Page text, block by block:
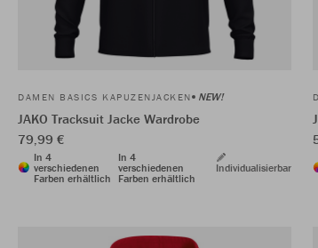
DAMEN BASICS KAPUZENJACKEN NEW!
JAKO Tracksuit Jacke Wardrobe
79,99 €
In 4
verschiedenen
Farben erhältlich
In 4
verschiedenen
Farben erhältlich
Individualisierbar